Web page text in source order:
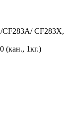
CF283X,
(кан., 1кг.)